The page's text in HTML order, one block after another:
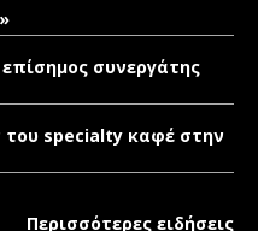
συνεργάτης
του specialty καφέ στην
Περισσότερες ειδήσεις